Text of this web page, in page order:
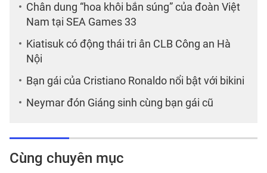
Chân dung “hoa khôi bắn súng” của đoàn Việt
Nam tại SEA Games 33
Kiatisuk có động thái tri ân CLB Công an Hà
Nội
Bạn gái của Cristiano Ronaldo nổi bật với bikini
Neymar đón Giáng sinh cùng bạn gái cũ
Cùng chuyên mục